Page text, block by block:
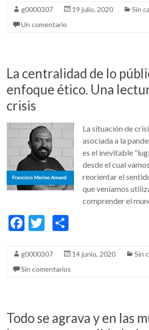
e
b
k
itt
er
m
r
g0000307 19 julio, 2020
Sin
Un comentario
La centralidad de lo
enfoque ético. Una
crisis
La situación de
asociada a la
es el inevitable
desde el cual
reorientar el
que veníamos
comprender el
F
e
b
k
T
itt
er
m
p
r
g0000307 14 junio, 2020
Sin
Sin comentarios
Todo se agrava y en las